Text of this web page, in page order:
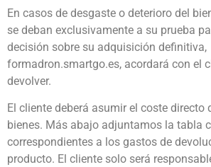
En casos de desgaste o deterioro del
se deban exclusivamente a su prueba
decisión sobre su adquisición definitiva,
formadron.smartgo.es, acordará con el
devolver.
El cliente deberá asumir el coste directo
bienes. Más abajo adjuntamos la tabla
correspondientes a los gastos de
producto. El cliente solo será